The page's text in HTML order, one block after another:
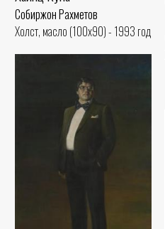
Собиржон Рахметов
Холст, масло (100x90) - 1993 год